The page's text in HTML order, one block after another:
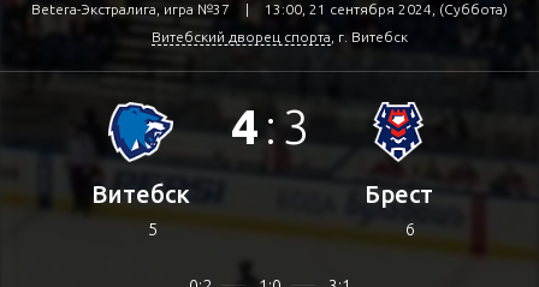
Betera-Экстралига, игра №37 |
13:00, 21 сентября 2024, (Суббота)
Витебский дворец спорта , г. Витебск
Витебск
5
4: 3
Брест
6